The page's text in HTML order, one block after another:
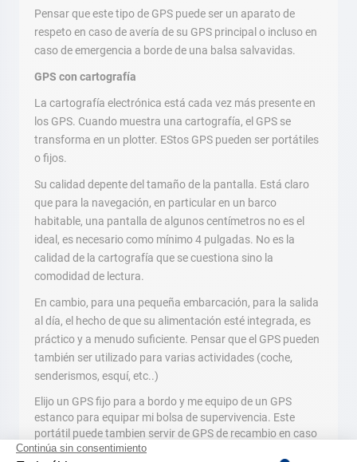
Pensar que este tipo de GPS puede ser un aparato de
respeto en caso de avería de su GPS principal o incluso en
caso de emergencia a borde de una balsa salvavidas.
GPS con cartografía
La cartografía electrónica está cada vez más presente en
los GPS. Cuando muestra una cartografía, el GPS se
transforma en un plotter. EStos GPS pueden ser portátiles
o fijos.
Su calidad depente del tamaño de la pantalla. Está claro
que para la navegación, en particular en un barco
habitable, una pantalla de algunos centímetros no es el
ideal, es necesario como mínimo 4 pulgadas. No es la
calidad de la cartografía que se cuestiona sino la
comodidad de lectura.
En cambio, para una pequeña embarcación, para la salida
al día, el hecho de que su alimentación esté integrada, es
práctico y a menudo suficiente. Pensar que el GPS pueden
también ser utilizado para varias actividades (coche,
senderismos, esquí, etc..)
Elijo un GPS fijo para a bordo y me equipo de un GPS
estanco para equipar mi bolsa de supervivencia. Este
portátil puede tambien servir de GPS de recambio en caso
de problemas con el fijo.